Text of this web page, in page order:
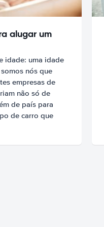
alugar um
idade: uma idade
nós que
empresas de
não só de
de país para
de carro que